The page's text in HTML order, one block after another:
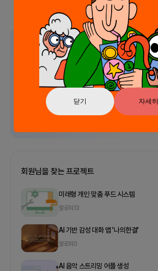
닫기 자세히
회원님을 찾는 프로젝트
미래형 개인 맞춤 푸드 시스템
팔로워 13
AI 기반 감성 대화 앱 '나의한결'
팔로워 0
AI 음악 스트리밍 어플 생성